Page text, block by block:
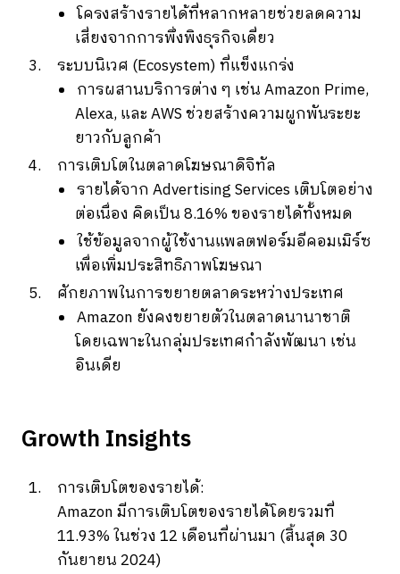
โครงสร้างรายได้ที่หลากหลายช่วยลดความ
เสี่ยงจากการพึ่งพิงธุรกิจเดี่ยว
ระบบนิเวศ (Ecosystem) ที่แข็งแกร่ง
การผสานบริการต่าง ๆ เช่น Amazon Prime,
Alexa, และ AWS ช่วยสร้างความผูกพันระยะ
ยาวกับลูกค้า
การเติบโตในตลาดโฆษณาดิจิทัล
รายได้จาก Advertising Services เติบโตอย่าง
ต่อเนื่อง คิดเป็น 8.16% ของรายได้ทั้งหมด
ใช้ข้อมูลจากผู้ใช้งานแพลตฟอร์มอีคอมเมิร์ซ
เพื่อเพิ่มประสิทธิภาพโฆษณา
ศักยภาพในการขยายตลาดระหว่างประเทศ
Amazon ยังคงขยายตัวในตลาดนานาชาติ
โดยเฉพาะในกลุ่มประเทศกำลังพัฒนา เช่น
อินเดีย
Growth Insights
การเติบโตของรายได้:
Amazon มีการเติบโตของรายได้โดยรวมที่
11.93% ในช่วง 12 เดือนที่ผ่านมา (สิ้นสุด 30
กันยายน 2024)